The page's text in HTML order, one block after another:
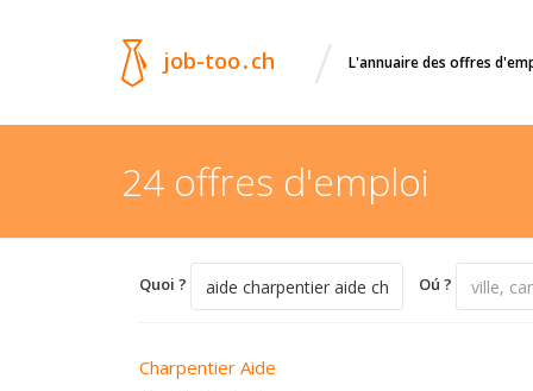
job-too.ch / L'annuaire des offres
24 offres d'emploi
Quoi ? Oú ?
Charpentier Aide